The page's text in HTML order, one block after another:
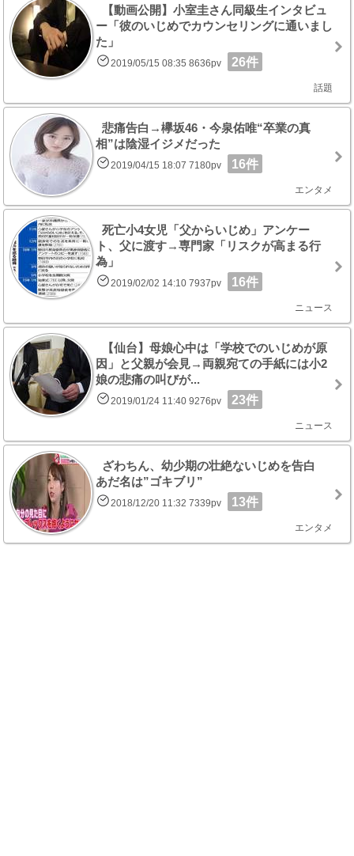
【動画公開】小室圭さん同級生インタビュ
ー「彼のいじめでカウンセリングに通いまし
た」
2019/05/15 08:35 8636pv 26件
話題
悲痛告白→欅坂46・今泉佑唯“卒業の真
相”は陰湿イジメだった
2019/04/15 18:07 7180pv 16件
エンタメ
死亡小4女児「父からいじめ」アンケー
ト、父に渡す→専門家「リスクが高まる行
為」
2019/02/02 14:10 7937pv 16件
ニュース
【仙台】母娘心中は「学校でのいじめが原
因」と父親が会見→両親宛ての手紙には小2
娘の悲痛の叫びが...
2019/01/24 11:40 9276pv 23件
ニュース
ざわちん、幼少期の壮絶ないじめを告白
あだ名は”ゴキブリ”
2018/12/20 11:32 7339pv 13件
エンタメ